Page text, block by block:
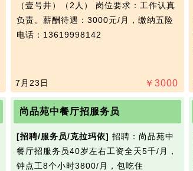
（壹号井）（2人） 岗位要求：工作认真
负责。薪酬待遇：3000元/月，缴纳五险
电话：13619998142
￥ 3000
7月23日
尚品苑中餐厅招服务员
[招聘/服务员/克拉玛依] 招聘：尚品苑中
餐厅招服务员40岁左右工资全天5千/月，
钟点工8个小时3800/月，包吃住